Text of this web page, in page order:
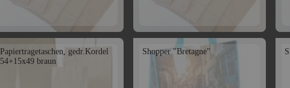
Papiertragetaschen, gedr.Kordel
54+15x49 braun
Shopper "Bretagne"